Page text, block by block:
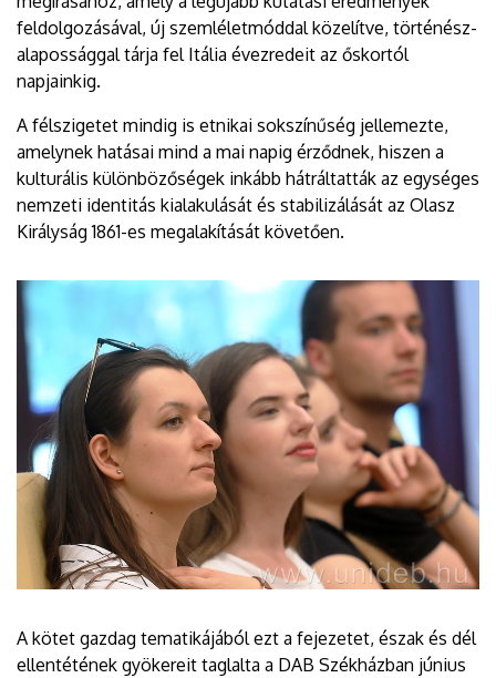
feldolgozásával, új szemléletmóddal közelítve, történész-
alapossággal tárja fel Itália évezredeit az őskortól
napjainkig.
A félszigetet mindig is etnikai sokszínűség jellemezte,
amelynek hatásai mind a mai napig érződnek, hiszen a
kulturális különbözőségek inkább hátráltatták az egységes
nemzeti identitás kialakulását és stabilizálását az Olasz
Királyság 1861-es megalakítását követően.
A kötet gazdag tematikájából ezt a fejezetet, észak és dél
ellentétének gyökereit taglalta a DAB Székházban június